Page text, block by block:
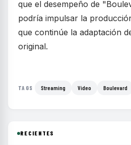
que el desempeño de
podría impulsar la
que continúe la adaptación
original.
TAGS Streaming Video Boulevard
RECIENTES